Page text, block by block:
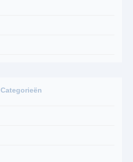
Categorieën